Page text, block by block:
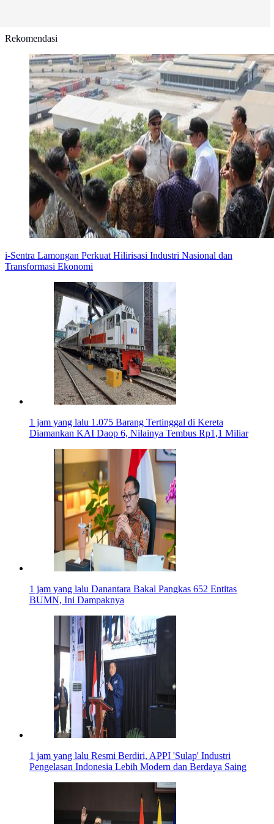
Rekomendasi
i-Sentra Lamongan Perkuat Hilirisasi Industri Nasional dan
Transformasi Ekonomi
1 jam yang lalu 1.075 Barang Tertinggal di Kereta
Diamankan KAI Daop 6, Nilainya Tembus Rp1,1 Miliar
1 jam yang lalu Danantara Bakal Pangkas 652 Entitas
BUMN, Ini Dampaknya
1 jam yang lalu Resmi Berdiri, APPI 'Sulap' Industri
Pengelasan Indonesia Lebih Modern dan Berdaya Saing